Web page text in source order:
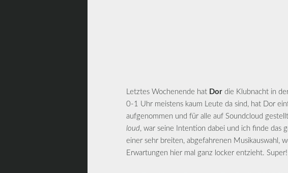
Letztes Wochenende hat Dor die Klubnacht in
0-1 Uhr meistens kaum Leute da sind, hat Dor
aufgenommen und für alle auf Soundcloud
loud, war seine Intention dabei und ich finde das
einer sehr breiten, abgefahrenen Musikauswahl,
Erwartungen hier mal ganz locker entzieht. Super!